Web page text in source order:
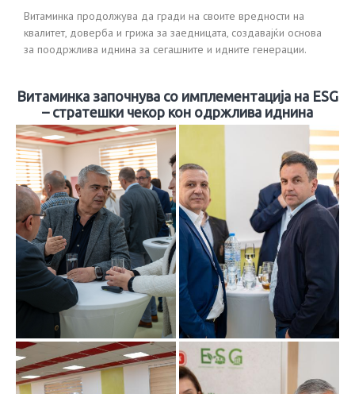
Витаминка продолжува да гради на своите вредности на
квалитет, доверба и грижа за заедницата, создавајќи основа
за поодржлива иднина за сегашните и идните генерации.
Витаминка започнува со имплементација на ESG
– стратешки чекор кон одржлива иднина